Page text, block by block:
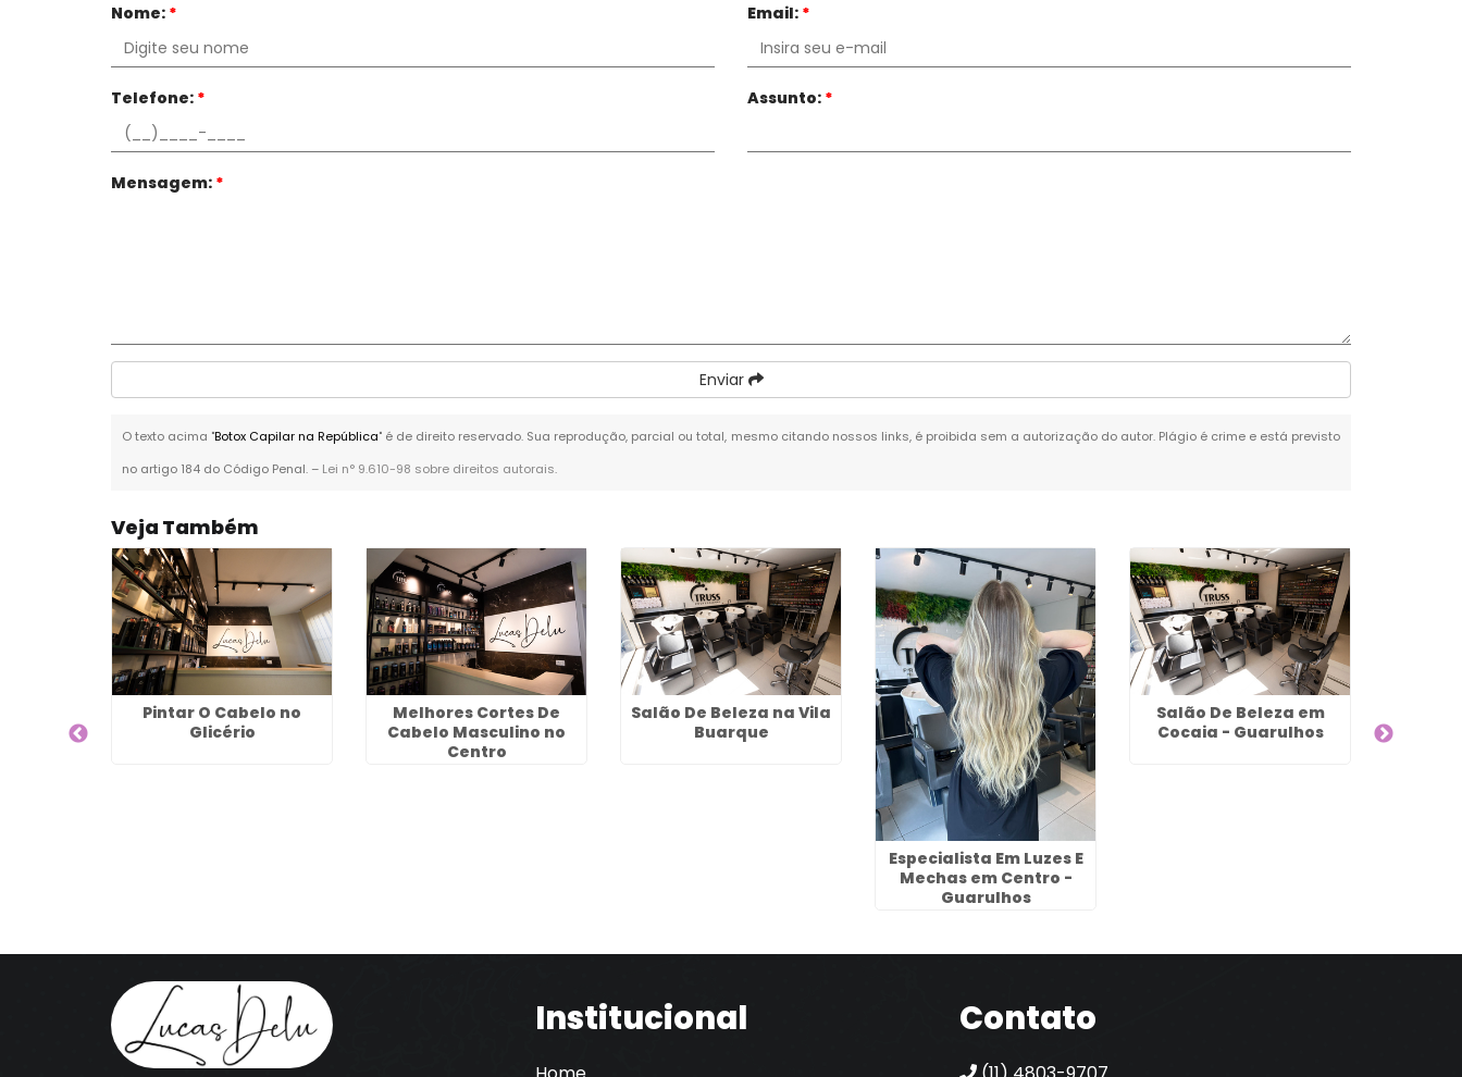
Nome: * Email: *
Telefone: * Assunto: *
Mensagem: *
Enviar
O texto acima "Botox Capilar na República" é de direito reservado. Sua reprodução, parcial ou total, mesmo citando nossos links, é proibida sem a autorização do autor. Plágio é crime e está previsto
no artigo 184 do Código Penal. – Lei n° 9.610-98 sobre direitos autorais.
Veja Também
Pintar O Cabelo no
Glicério
Melhores Cortes De
Cabelo Masculino no
Centro
Salão De Beleza na Vila
Buarque
Especialista Em Luzes E
Mechas em Centro -
Guarulhos
Salão De Beleza em
Cocaia - Guarulhos
Institucional Contato